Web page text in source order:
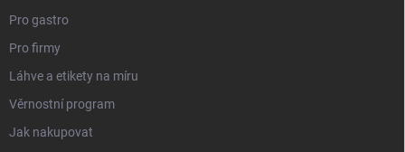
Pro gastro
Pro firmy
Láhve a etikety na míru
Věrnostní program
Jak nakupovat